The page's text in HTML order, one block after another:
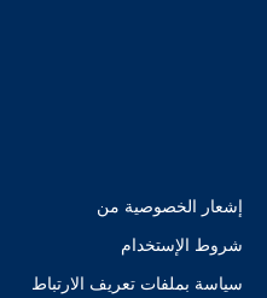
إشعار الخصوصية من
شروط الإستخدام
سياسة بملفات تعريف الارتباط